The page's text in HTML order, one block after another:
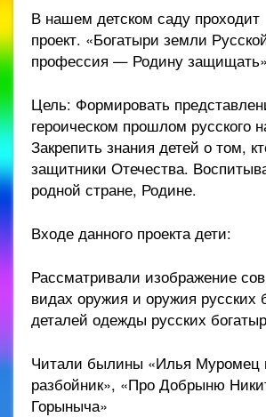
В нашем детском саду проходит
проект. «Богатыри земли
профессия — Родину защищать»
Цель: Формировать
героическом прошлом русского
Закрепить знания детей о том,
защитники Отечества.
родной стране, Родине.
Входе данного проекта дети:
Рассматривали изображение
видах оружия и оружия русских
деталей одежды русских
Читали былины «Илья Муромец
разбойник», «Про Добрыню
Горыныча»